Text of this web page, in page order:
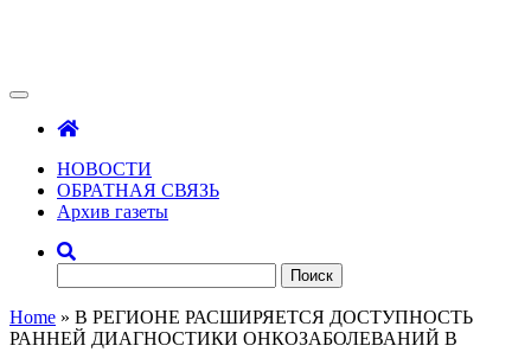
НОВОСТИ
ОБРАТНАЯ СВЯЗЬ
Архив газеты
Home » В РЕГИОНЕ РАСШИРЯЕТСЯ ДОСТУПНОСТЬ
РАННЕЙ ДИАГНОСТИКИ ОНКОЗАБОЛЕВАНИЙ В